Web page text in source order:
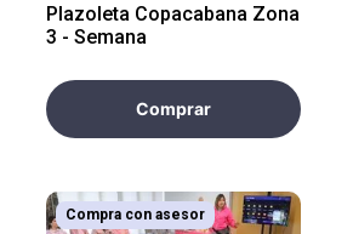
Plazoleta Copacabana Zona
3 - Semana
Comprar
Compra con asesor